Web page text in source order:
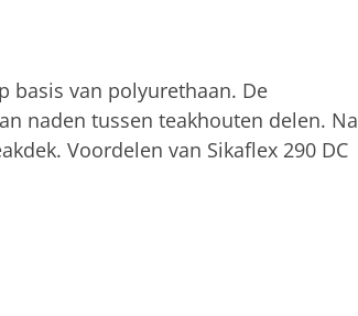
basis van polyurethaan. De
naden tussen teakhouten delen. Na
Voordelen van Sikaflex 290 DC